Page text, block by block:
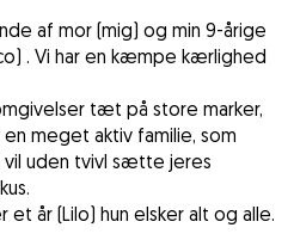
af mor (mig) og min 9-årige
. Vi har en kæmpe kærlighed
tæt på store marker,
meget aktiv familie, som
vil uden tvivl sætte jeres
et år (Lilo) hun elsker alt og alle.